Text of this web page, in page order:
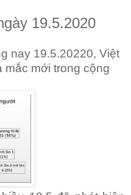
19.5.2020
nay 19.5.20220, Việt
mắc mới trong cộng